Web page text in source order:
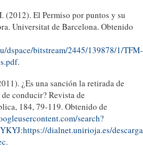
(2012). El Permiso por puntos y su
Universitat de Barcelona. Obtenido
dspace/bitstream/2445/139878/1/TFM-
.
¿Es una sanción la retirada de
conducir? Revista de
184, 79-119. Obtenido de
search?
dialnet.unirioja.es/
.